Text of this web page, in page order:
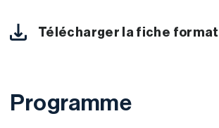
Télécharger la fiche
Programme